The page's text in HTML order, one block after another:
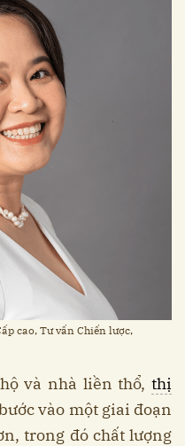
cao, Tư vấn Chiến lược,
và nhà liền thổ, thị
vào một giai đoạn
trong đó chất lượng